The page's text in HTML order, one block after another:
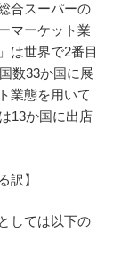
合スーパーの
マーケット業
は世界で2番目
数33か国に展
業態を用いて
13か国に出店
訳】
しては以下の